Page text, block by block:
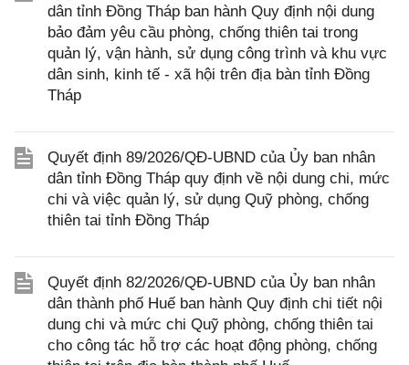
dân tỉnh Đồng Tháp ban hành Quy định nội dung
bảo đảm yêu cầu phòng, chống thiên tai trong
quản lý, vận hành, sử dụng công trình và khu vực
dân sinh, kinh tế - xã hội trên địa bàn tỉnh Đồng
Tháp
Quyết định 89/2026/QĐ-UBND của Ủy ban nhân
dân tỉnh Đồng Tháp quy định về nội dung chi, mức
chi và việc quản lý, sử dụng Quỹ phòng, chống
thiên tai tỉnh Đồng Tháp
Quyết định 82/2026/QĐ-UBND của Ủy ban nhân
dân thành phố Huế ban hành Quy định chi tiết nội
dung chi và mức chi Quỹ phòng, chống thiên tai
cho công tác hỗ trợ các hoạt động phòng, chống